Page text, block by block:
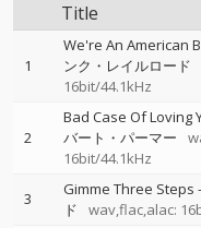
Title
1
We're An American
ンク・レイルロード
16bit/44.1kHz
2
Bad Case Of Loving
バート・パーマー
16bit/44.1kHz
3 Gimme Three Steps
ド
wav,flac,alac: